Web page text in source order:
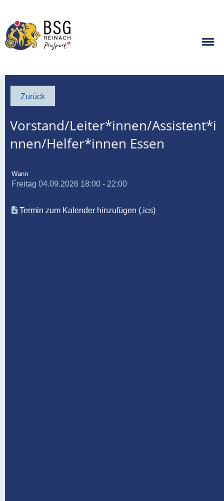
Zurück
Vorstand/Leiter*innen/Assistent*i
nnen/Helfer*innen Essen
Wann
Freitag 04.09.2026 18:00 - 22:00
Termin zum Kalender hinzufügen (.ics)